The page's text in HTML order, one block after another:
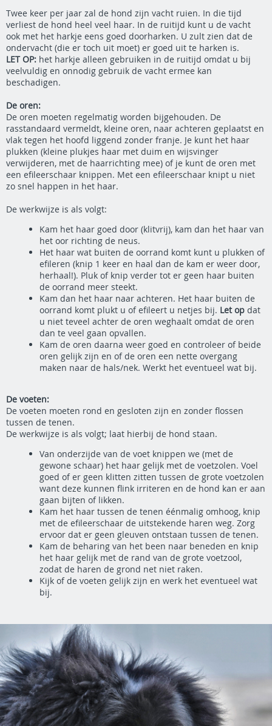
Twee keer per jaar zal de hond zijn vacht ruien. In die tijd
verliest de hond heel veel haar. In de ruitijd kunt u de vacht
ook met het harkje eens goed doorharken. U zult zien dat de
ondervacht (die er toch uit moet) er goed uit te harken is.
LET OP: het harkje alleen gebruiken in de ruitijd omdat u bij
veelvuldig en onnodig gebruik de vacht ermee kan
beschadigen.
De oren:
De oren moeten regelmatig worden bijgehouden. De
rasstandaard vermeldt, kleine oren, naar achteren geplaatst en
vlak tegen het hoofd liggend zonder franje. Je kunt het haar
plukken (kleine plukjes haar met duim en wijsvinger
verwijderen, met de haarrichting mee) of je kunt de oren met
een efileerschaar knippen. Met een efileerschaar knipt u niet
zo snel happen in het haar.
De werkwijze is als volgt:
Kam het haar goed door (klitvrij), kam dan het haar van
het oor richting de neus.
Het haar wat buiten de oorrand komt kunt u plukken of
efileren (knip 1 keer en haal dan de kam er weer door,
herhaal!). Pluk of knip verder tot er geen haar buiten
de oorrand meer steekt.
Kam dan het haar naar achteren. Het haar buiten de
oorrand komt plukt u of efileert u netjes bij. Let op dat
u niet teveel achter de oren weghaalt omdat de oren
dan te veel gaan opvallen.
Kam de oren daarna weer goed en controleer of beide
oren gelijk zijn en of de oren een nette overgang
maken naar de hals/nek. Werkt het eventueel wat bij.
De voeten:
De voeten moeten rond en gesloten zijn en zonder flossen
tussen de tenen.
De werkwijze is als volgt; laat hierbij de hond staan.
Van onderzijde van de voet knippen we (met de
gewone schaar) het haar gelijk met de voetzolen. Voel
goed of er geen klitten zitten tussen de grote voetzolen
want deze kunnen flink irriteren en de hond kan er aan
gaan bijten of likken.
Kam het haar tussen de tenen éénmalig omhoog, knip
met de efileerschaar de uitstekende haren weg. Zorg
ervoor dat er geen gleuven ontstaan tussen de tenen.
Kam de beharing van het been naar beneden en knip
het haar gelijk met de rand van de grote voetzool,
zodat de haren de grond net niet raken.
Kijk of de voeten gelijk zijn en werk het eventueel wat
bij.